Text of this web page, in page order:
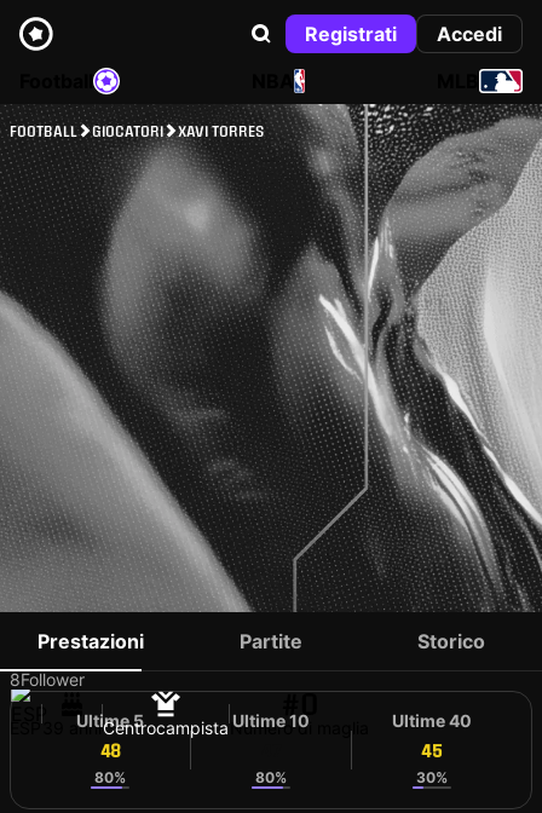
Registrati
Accedi
NBA
FOOTBALL GIOCATORI XAVI TORRES
XAVI TORRES
8Follower
39 anniCentrocampista Numero di maglia
Prestazioni Partite Storico
Ultime 5
48
80%
Ultime 10
80%
Ultime 40
45
30%